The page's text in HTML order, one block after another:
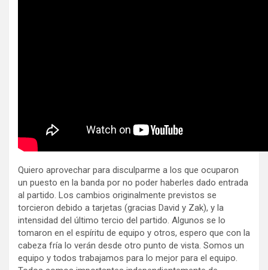
Quiero aprovechar para disculparme a los que ocuparon
un puesto en la banda por no poder haberles dado entrada
al partido. Los cambios originalmente previstos se
torcieron debido a tarjetas (gracias David y Zak), y la
intensidad del último tercio del partido. Algunos se lo
tomaron en el espíritu de equipo y otros, espero que con la
cabeza fría lo verán desde otro punto de vista. Somos un
equipo y todos trabajamos para lo mejor para el equipo.